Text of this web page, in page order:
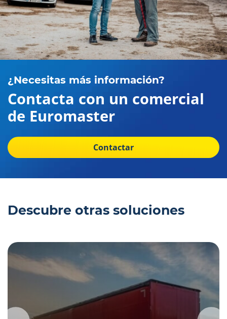
¿Necesitas más información?
Contacta con un comercial
de Euromaster
Contactar
Descubre otras soluciones